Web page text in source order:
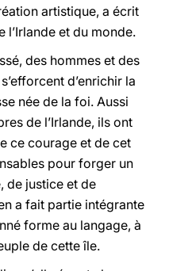
artistique, a écrit
l’Irlande et du monde.
des hommes et des
d’enrichir la
née de la foi. Aussi
de l’Irlande, ils ont
ce courage et de cet
pour forger un
de justice et de
a fait partie intégrante
forme au langage, à
de cette île.